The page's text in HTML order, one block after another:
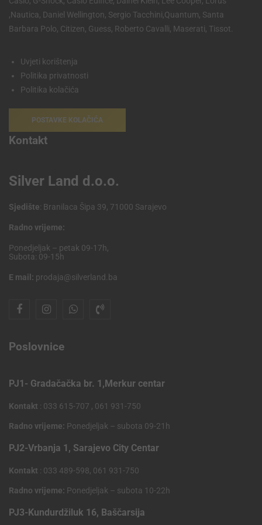
,Nautica, Daniel Wellington, Sergio Tacchini,Quantum, Santa
Barbara Polo, Citizen, Guess, Roberto Cavalli, Maserati, Tissot.
Uvjeti korištenja
Politika privatnosti
Politika kolačića
POSTAVKE KOLAČIĆA
Kontakt
Silver Land d.o.o.
Sjedište: Branilaca Šipa 39, 71000 Sarajevo
Radno vrijeme:
Ponedjeljak – petak 09-17h,
Subota: 09-15h
E mail: prodaja@silverland.ba
Poslovnice
PJ1- Gradačačka br. 1,Merkur centar
Kontakt : 033 615-707 , 061 931-750
Radno vrijeme: Ponedjeljak – subota 09-21h
PJ2-Vrbanja 1, Sarajevo City Centar
Kontakt : 033 489-598, 061 931-750
Radno vrijeme: Ponedjeljak – subota 10-22h
PJ3-Kundurdžiluk 16, Baščarsija